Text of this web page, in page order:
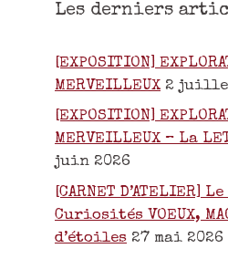
Les derniers
[EXPOSITION]
MERVEILLEUX 2
[EXPOSITION]
MERVEILLEUX – La
juin 2026
[CARNET D’ATELIER]
Curiosités VOEUX,
d’étoiles 27 mai 2026